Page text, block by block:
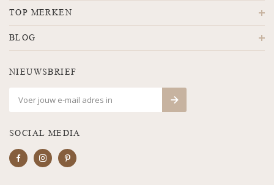
TOP MERKEN
BLOG
NIEUWSBRIEF
SOCIAL MEDIA